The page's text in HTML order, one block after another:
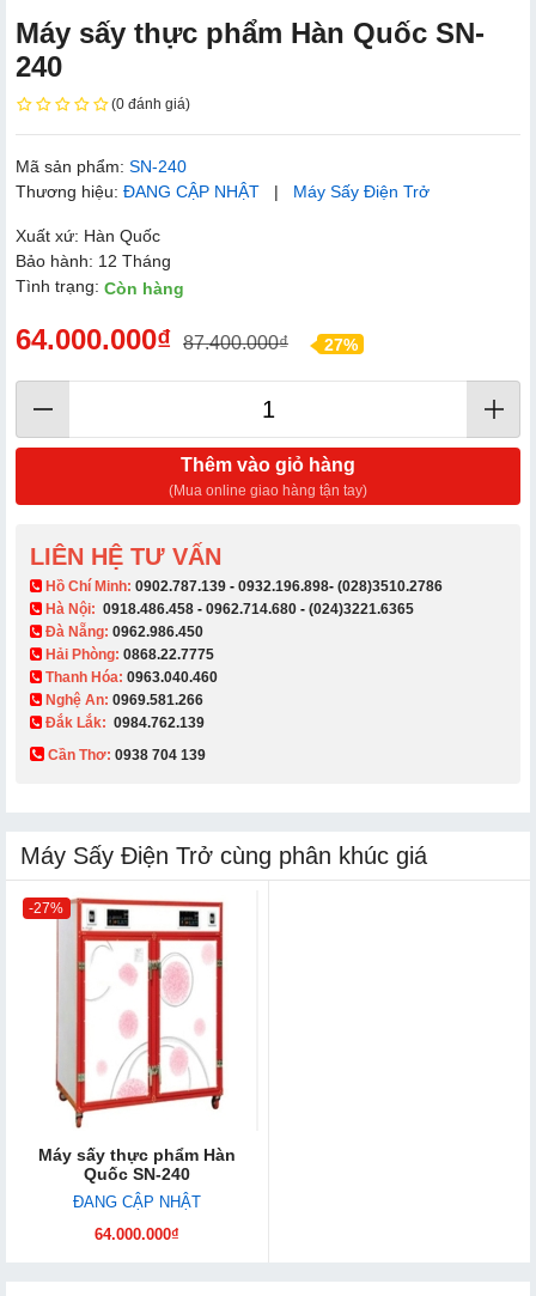
Máy sấy thực phẩm Hàn Quốc SN-
240
(0 đánh giá)
Mã sản phẩm: SN-240
Thương hiệu: ĐANG CẬP NHẬT | Máy Sấy Điện Trở
Xuất xứ: Hàn Quốc
Bảo hành: 12 Tháng
Tình trạng: Còn hàng
64.000.000₫ 87.400.000₫ 27%
Thêm vào giỏ hàng
(Mua online giao hàng tận tay)
LIÊN HỆ TƯ VẤN
​ Hồ Chí Minh: 0902.787.139 - 0932.196.898- (028)3510.2786
Hà Nội: 0918.486.458 - 0962.714.680 - (024)3221.6365
Đà Nẵng: 0962.986.450
Hải Phòng: 0868.22.7775
Thanh Hóa: 0963.040.460
Nghệ An: 0969.581.266
Đắk Lắk: 0984.762.139
Cần Thơ: 0938 704 139​
Máy Sấy Điện Trở cùng phân khúc giá
-27%
Máy sấy thực phẩm Hàn
Quốc SN-240
ĐANG CẬP NHẬT
64.000.000₫